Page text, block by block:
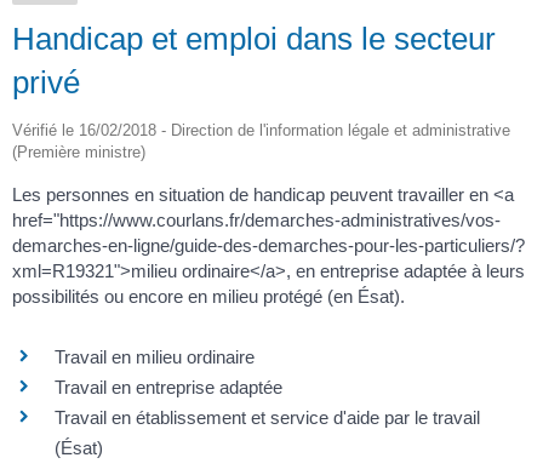
Handicap et emploi dans le secteur
privé
Vérifié le 16/02/2018 - Direction de l'information légale et administrative
(Première ministre)
Les personnes en situation de handicap peuvent travailler en <a
href="https://www.courlans.fr/demarches-administratives/vos-
demarches-en-ligne/guide-des-demarches-pour-les-particuliers/?
xml=R19321">milieu ordinaire</a>, en entreprise adaptée à leurs
possibilités ou encore en milieu protégé (en Ésat).
Travail en milieu ordinaire
Travail en entreprise adaptée
Travail en établissement et service d'aide par le travail
(Ésat)